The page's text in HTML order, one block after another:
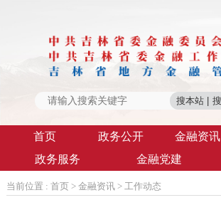
首页 政务公开 金融资讯
政务服务
金融党建
当前位置 : 首页 > 金融资讯> 工作动态